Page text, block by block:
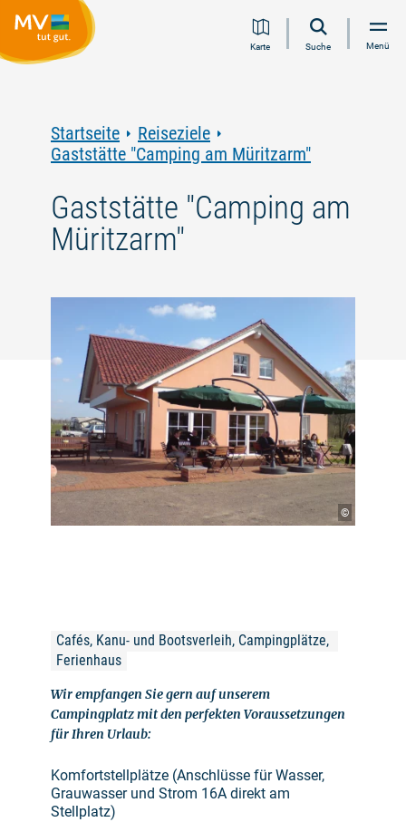
Inhalt
Navigation
Volltextsuche
FooterKarte Suche Menü
Startseite
Reiseziele
Gaststätte "Camping am Müritzarm"
Gaststätte "Camping am
Müritzarm"
©
Cafés, Kanu- und Bootsverleih, Campingplätze,
Ferienhaus
Wir empfangen Sie gern auf unserem
Campingplatz mit den perfekten Voraussetzungen
für Ihren Urlaub:
Komfortstellplätze (Anschlüsse für Wasser,
Grauwasser und Strom 16A direkt am
Stellplatz)